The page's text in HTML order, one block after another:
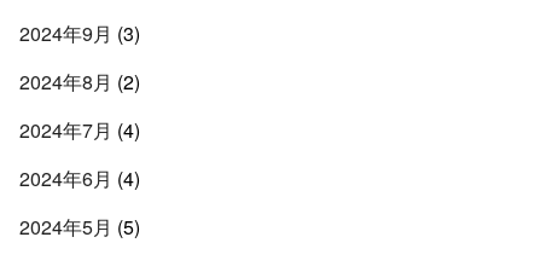
2024年9月 (3)
2024年8月 (2)
2024年7月 (4)
2024年6月 (4)
2024年5月 (5)